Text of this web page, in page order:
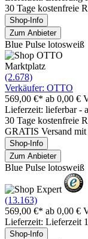
30 Tage kostenfreie
Shop-Info
Zum Anbieter
Blue Pulse lotosweiß
Marktplatz
(2.678)
Verkäufer: OTTO
569,00 €* ab 0,00 €
Lieferzeit: lieferbar -
30 Tage kostenfreie
GRATIS Versand
Shop-Info
Zum Anbieter
Blue Pulse lotosweiß
(13.163)
569,00 €* ab 0,00 €
Lieferzeit: Lieferzeit
Shop-Info